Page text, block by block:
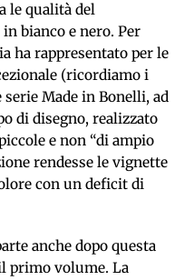
le qualità del
bianco e nero. Per
ha rappresentato per le
(ricordiamo i
Made in Bonelli, ad
di disegno, realizzato
e non “di ampio
rendesse le vignette
con un deficit di
anche dopo questa
primo volume. La